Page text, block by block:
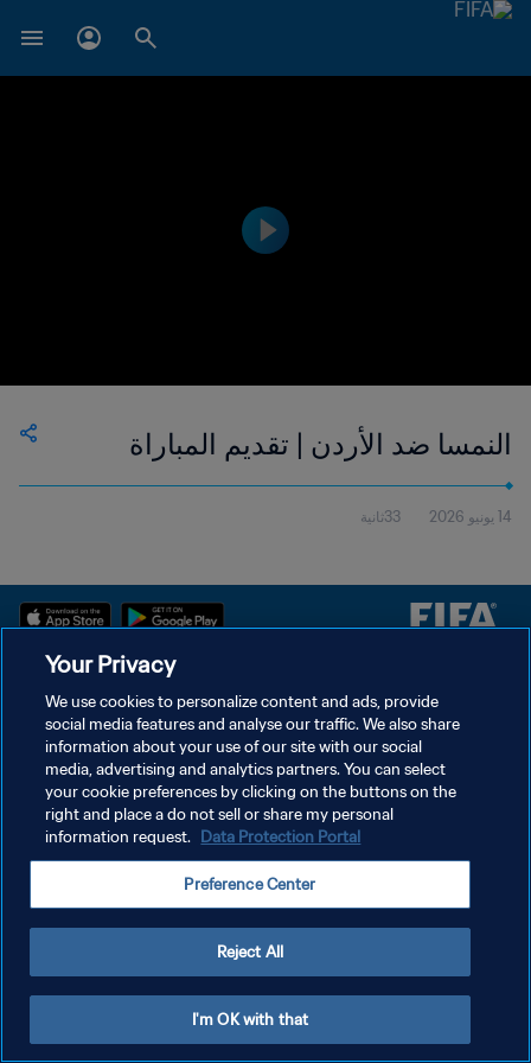
النمسا ضد الأردن | تقديم المباراة
14 يونيو 2026 33ثانية
شروط الخدمة
إدارة تفضيلات ملفات تعريف الارتباط
حقوق النشر والطبع والتأليف © ١٩٩٤ - ٢٠٢٦ FIFA. جميع الحقوق محفوظة.
Your Privacy
We use cookies to personalize content and ads, provide
social media features and analyse our traffic. We also share
information about your use of our site with our social
media, advertising and analytics partners. You can select
your cookie preferences by clicking on the buttons on the
right and place a do not sell or share my personal
information request. Data Protection Portal
Preference Center
Reject All
I'm OK with that